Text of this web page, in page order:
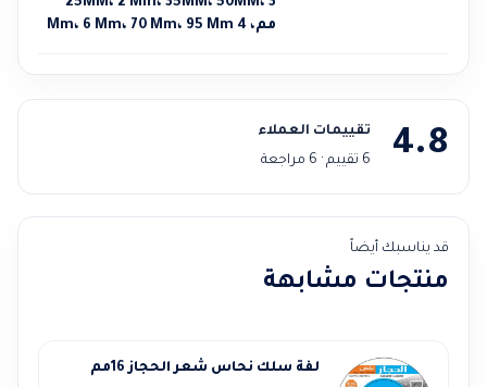
25MM، 2 Mm، 35MM، 50MM، 3
مم، 4 Mm، 6 Mm، 70 Mm، 95 Mm
4.8
تقييمات العملاء
6 تقييم · 6 مراجعة
قد يناسبك أيضاً
منتجات مشابهة
لفة سلك نحاس شعر الحجاز 16مم